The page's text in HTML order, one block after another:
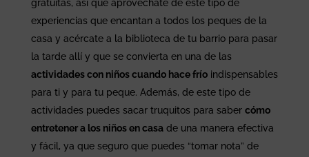
gratuitas, así que aprovéchate de este tipo de
experiencias que encantan a todos los peques de la
casa y acércate a la biblioteca de tu barrio para pasar
la tarde allí y que se convierta en una de las
actividades con niños cuando hace fríoindispensables
para ti y para tu peque. Además, de este tipo de
actividades puedes sacar truquitos para saber cómo
entretener a los niños en casade una manera efectiva
y fácil, ya que seguro que puedes “tomar nota” de